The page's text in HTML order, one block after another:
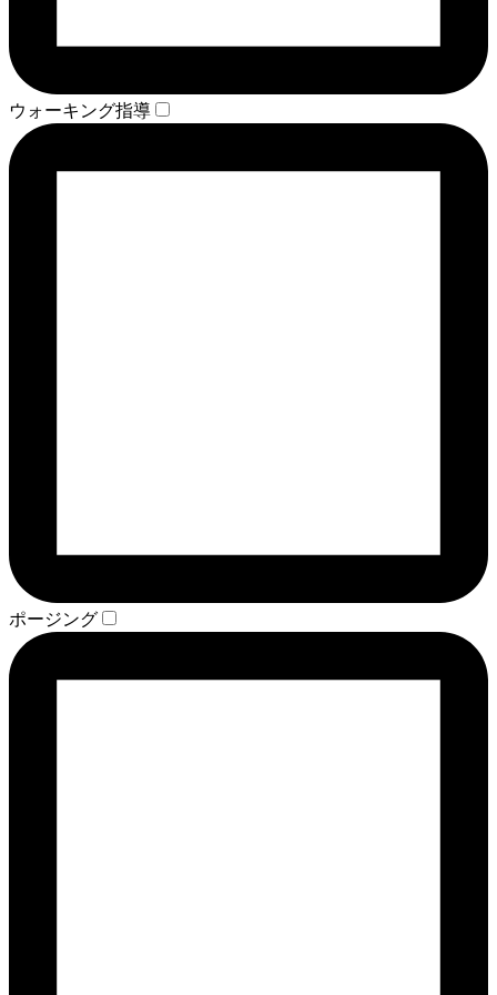
ウォーキング指導
ポージング